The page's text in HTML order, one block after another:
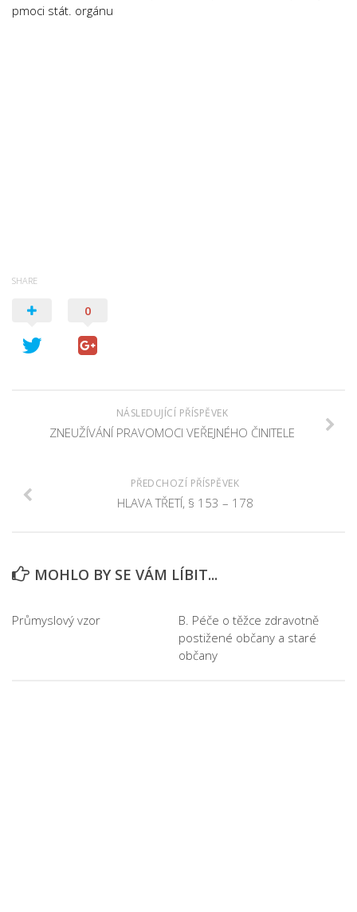
pmoci stát. orgánu
SHARE
0
NÁSLEDUJÍCÍ PŘÍSPĚVEK
ZNEUŽÍVÁNÍ PRAVOMOCI VEŘEJNÉHO ČINITELE
PŘEDCHOZÍ PŘÍSPĚVEK
HLAVA TŘETÍ, § 153 – 178
MOHLO BY SE VÁM LÍBIT...
Průmyslový vzor
B. Péče o těžce zdravotně
postižené občany a staré
občany